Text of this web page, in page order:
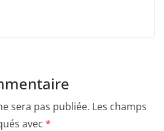
sera pas publiée. Les champs
avec *